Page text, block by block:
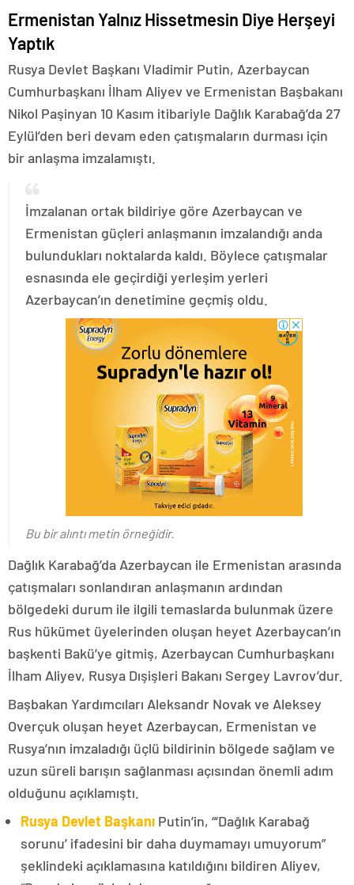
Ermenistan Yalnız Hissetmesin Diye Herşeyi
Yaptık
Rusya Devlet Başkanı Vladimir Putin, Azerbaycan
Cumhurbaşkanı İlham Aliyev ve Ermenistan Başbakanı
Nikol Paşinyan 10 Kasım itibariyle Dağlık Karabağ’da 27
Eylül’den beri devam eden çatışmaların durması için
bir anlaşma imzalamıştı.
İmzalanan ortak bildiriye göre Azerbaycan ve
Ermenistan güçleri anlaşmanın imzalandığı anda
bulundukları noktalarda kaldı. Böylece çatışmalar
esnasında ele geçirdiği yerleşim yerleri
Azerbaycan’ın denetimine geçmiş oldu.
Bu bir alıntı metin örneğidir.
Dağlık Karabağ’da Azerbaycan ile Ermenistan arasında
çatışmaları sonlandıran anlaşmanın ardından
bölgedeki durum ile ilgili temaslarda bulunmak üzere
Rus hükümet üyelerinden oluşan heyet Azerbaycan’ın
başkenti Bakü’ye gitmiş, Azerbaycan Cumhurbaşkanı
İlham Aliyev, Rusya Dışişleri Bakanı Sergey Lavrov’dur.
Başbakan Yardımcıları Aleksandr Novak ve Aleksey
Overçuk oluşan heyet Azerbaycan, Ermenistan ve
Rusya’nın imzaladığı üçlü bildirinin bölgede sağlam ve
uzun süreli barışın sağlanması açısından önemli adım
olduğunu açıklamıştı.
Rusya Devlet Başkanı Putin’in, “‘Dağlık Karabağ
sorunu’ ifadesini bir daha duymamayı umuyorum”
şeklindeki açıklamasına katıldığını bildiren Aliyev,